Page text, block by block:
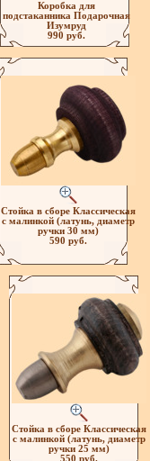
Коробка для
подстаканника Подарочная
Изумруд
990 руб.
Стойка в сборе Классическая
с малинкой (латунь, диаметр
ручки 30 мм)
590 руб.
Стойка в сборе Классическая
с малинкой (латунь, диаметр
ручки 25 мм)